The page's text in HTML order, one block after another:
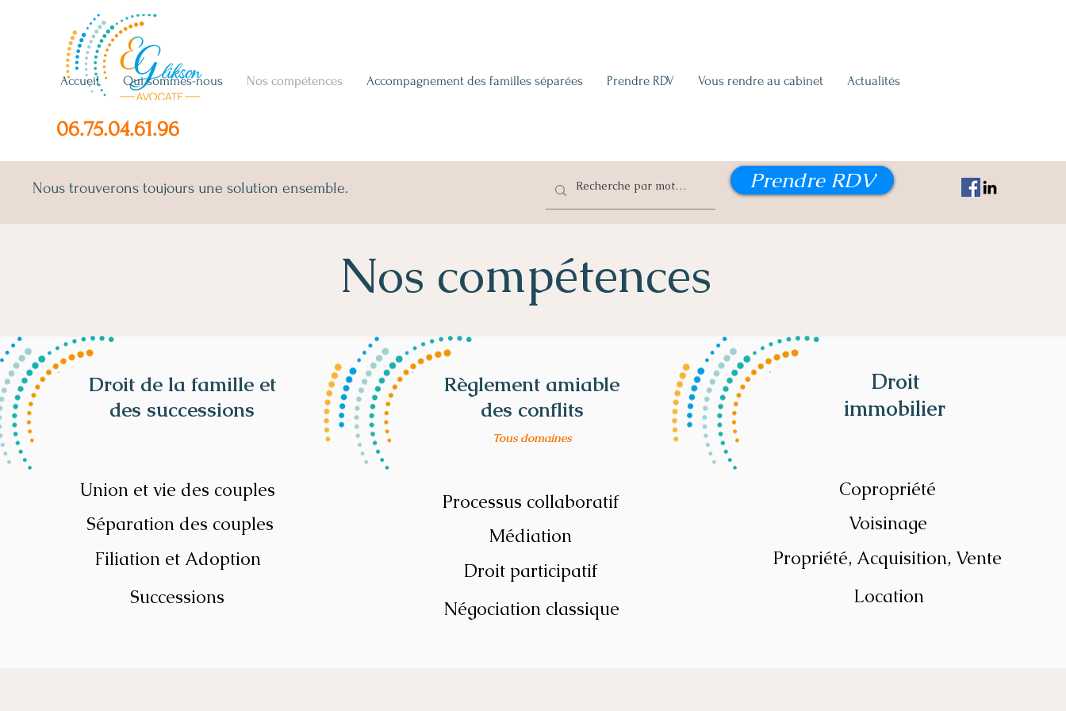
06.75.04.61.96
Accueil Qui sommes-nous Nos compétences Accompagnement des familles séparées Prendre RDV Vous rendre au cabinet Actualités
Nous trouverons toujours une solution ensemble. Prendre RDV
Nos compétences
Droit de la famille et
des successions
Union et vie des couples
Séparation des couples
Filiation et Adoption
Successions
Règlement amiable
des conflits
Tous domaines
Processus collaboratif
Médiation
Droit participatif
Négociation classique
Droit
immobilier
Copropriété
Voisinage
Propriété, Acquisition, Vente
Location